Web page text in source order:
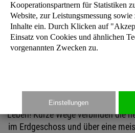
Klassische
Egal was Sie suchen, Sattel-,
m² oder 145 m², bei unseren
werden Sie fündig! Stöbern
Unsere durchdachten
Leben! Kurze Wege verbinden die
im Erdgeschoss und über eine
Kooperationspartnern für Statistiken
Website, zur Leistungsmessung
Inhalte ein. Durch Klicken auf
Einsatz von Cookies und ähnlichen
vorgenannten Zwecken zu.
Einstellungen